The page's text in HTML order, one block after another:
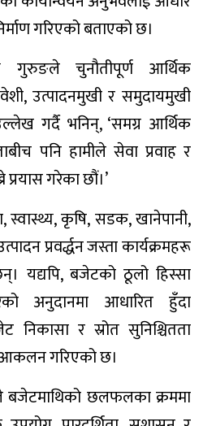
गरिएको बताएको छ।
गुरुङले चुनौतीपूर्ण आर्थिक
उत्पादनमुखी र समुदायमुखी
गर्दै भनिन्, ‘समग्र आर्थिक
पनि हामीले सेवा प्रवाह र
गरेका छौं।’
कृषि, सडक, खानेपानी,
प्रवर्द्धन जस्ता कार्यक्रमहरू
यद्यपि, बजेटको ठूलो हिस्सा
अनुदानमा आधारित हुँदा
निकासा र स्रोत सुनिश्चितता
आकलन गरिएको छ।
बजेटमाथिको छलफलका क्रममा